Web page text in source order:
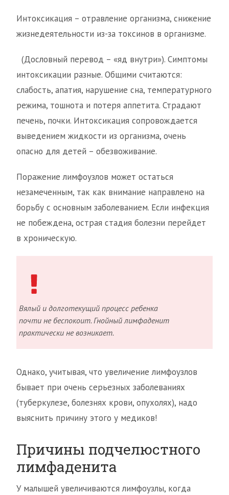
Интоксикация – отравление организма, снижение
жизнедеятельности из-за токсинов в организме.
(Дословный перевод – «яд внутри»). Симптомы
интоксикации разные. Общими считаются:
слабость, апатия, нарушение сна, температурного
режима, тошнота и потеря аппетита. Страдают
печень, почки. Интоксикация сопровождается
выведением жидкости из организма, очень
опасно для детей – обезвоживание.
Поражение лимфоузлов может остаться
незамеченным, так как внимание направлено на
борьбу с основным заболеванием. Если инфекция
не побеждена, острая стадия болезни перейдет
в хроническую.
Вялый и долготекущий процесс ребенка
почти не беспокоит. Гнойный лимфаденит
практически не возникает.
Однако, учитывая, что увеличение лимфоузлов
бывает при очень серьезных заболеваниях
(туберкулезе, болезнях крови, опухолях), надо
выяснить причину этого у медиков!
Причины подчелюстного
лимфаденита
У малышей увеличиваются лимфоузлы, когда